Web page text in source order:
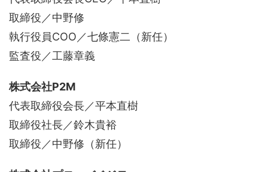
取締役／中野修
執行役員COO／七條憲二（新任）
監査役／工藤章義
株式会社P2M
代表取締役会長／平本直樹
取締役社長／鈴木貴裕
取締役／中野修（新任）